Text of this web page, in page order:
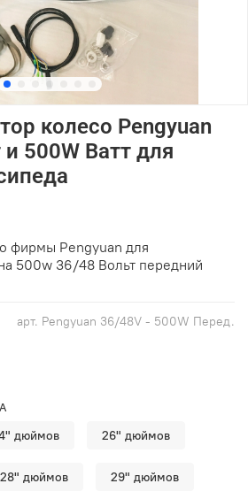
арт. Pengyuan 36/48V - 500W Перед.
колесо Pengyuan
500W Ватт для
дюймов 26" дюймов
28" дюймов 29" дюймов
фирмы Pengyuan для
500w 36/48 Вольт передний